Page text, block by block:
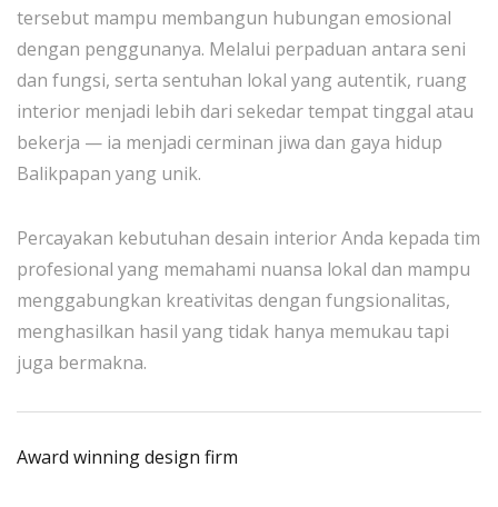
tersebut mampu membangun hubungan emosional
dengan penggunanya. Melalui perpaduan antara seni
dan fungsi, serta sentuhan lokal yang autentik, ruang
interior menjadi lebih dari sekedar tempat tinggal atau
bekerja — ia menjadi cerminan jiwa dan gaya hidup
Balikpapan yang unik.
Percayakan kebutuhan desain interior Anda kepada tim
profesional yang memahami nuansa lokal dan mampu
menggabungkan kreativitas dengan fungsionalitas,
menghasilkan hasil yang tidak hanya memukau tapi
juga bermakna.
Award winning design firm